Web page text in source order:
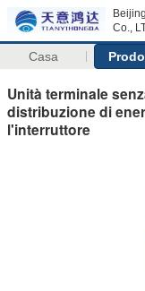
Co.,
Casa
Unità terminale
distribuzione di
l'interruttore